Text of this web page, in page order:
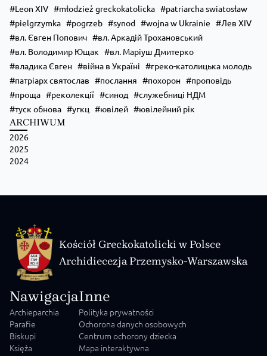
Leon XIV
młodzież greckokatolicka
patriarcha swiatosław
pielgrzymka
pogrzeb synod wojna w Ukrainie
Лев XIV
вл. Євген Попович
вл. Аркадій Трохановський
вл. Володимир Ющак
вл. Маріуш Дмитерко
владика Євген
війна в Україні
греко-католицька молодь
патріарх святослав
послання похорон
проповідь
проща
реколекції синод
служебниці НДМ
туск обнова
угкц ювілей ювілейний рік
ARCHIWUM
2026
2025
2024
Kościół Greckokatolicki w Polsce
Archidiecezja Przemysko-Warszawska
Nawigacja
Archieparchia
Parafie
Biskupi
Księża
Inne
Polityka prywatności
Ochorona danych osobowych
Centrum ochorony dziecka
Mapa interaktywna